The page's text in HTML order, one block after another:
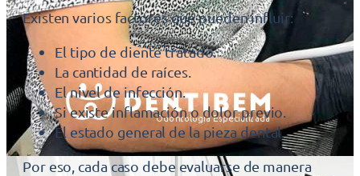
Existen varios factores que pueden influir:
El tipo de diente tratado.
La cantidad de raíces.
El nivel de infección.
Si existe inflamación o dolor previo.
El estado general de la pieza dental.
Por eso, cada caso debe evaluarse de manera